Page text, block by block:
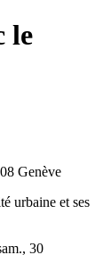
le
Genève
urbaine et ses